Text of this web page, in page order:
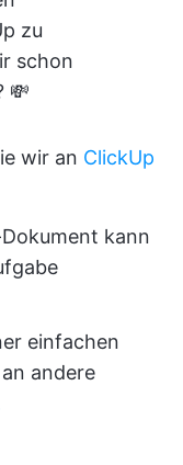
zu
schon
💸
wir an ClickUp
kann
einfachen
andere